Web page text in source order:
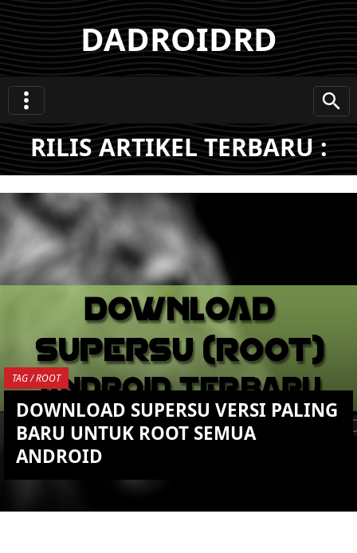
DADROIDRD
RILIS ARTIKEL TERBARU :
TAG / ROOT
DOWNLOAD SUPERSU VERSI PALING
BARU UNTUK ROOT SEMUA
ANDROID